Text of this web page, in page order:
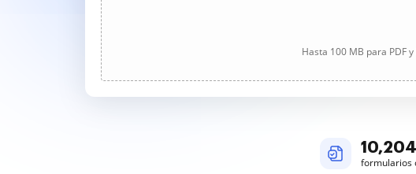
Hasta 100 MB para PDF y
10,204
formularios